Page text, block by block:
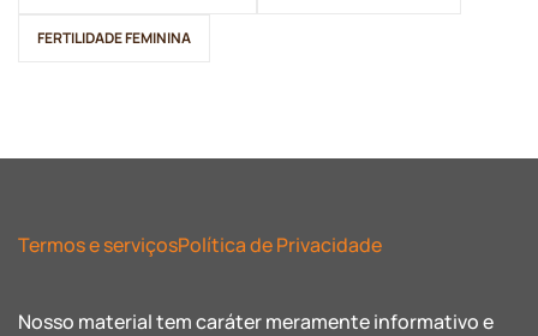
FERTILIDADE FEMININA
Termos e serviçosPolítica de Privacidade
Nosso material tem caráter meramente informativo e